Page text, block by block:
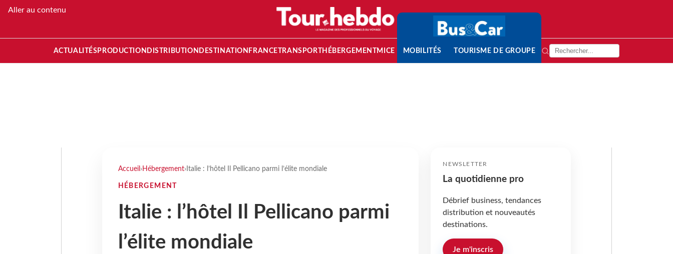
Aller au contenu
ACTUALITÉS PRODUCTION DISTRIBUTION DESTINATION FRANCETRANSPORT HÉBERGEMENTMICE MOBILITÉS TOURISME DE GROUPE
Accueil › Hébergement› Italie : l’hôtel Il Pellicano parmi l’élite mondiale
HÉBERGEMENT
Italie : l’hôtel Il Pellicano parmi
l’élite mondiale
NEWSLETTER
La quotidienne pro
Débrief business, tendances
distribution et nouveautés
destinations.
Je m'inscris